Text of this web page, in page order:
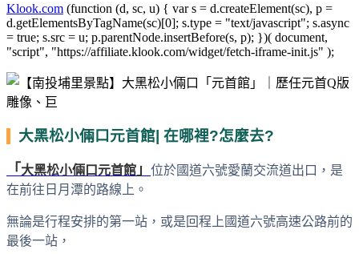
Klook.com (function (d, sc, u) { var s = d.createElement(sc), p =
d.getElementsByTagName(sc)[0]; s.type = "text/javascript"; s.async
= true; s.src = u; p.parentNode.insertBefore(s, p); })( document,
"script", "https://affiliate.klook.com/widget/fetch-iframe-init.js" );
大黑松小倆口元首館| 在哪裡?怎麼去?
「 大黑松小倆口元首館 」 位於國道六號愛蘭交流道出口，是
在前往日月潭的路線上。
無論是行程安排的第一站，或是回程上國道六號高速公路前的
最後一站，